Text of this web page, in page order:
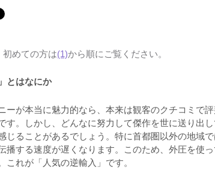
めての方は(1)から順にご覧ください。
とはなにか
ーが本当に魅力的なら、本来は観客のクチコミで
す。しかし、どんなに努力して傑作を世に送り出
じることがあるでしょう。特に首都圏以外の地域
播する速度が遅くなります。このため、外圧を使
これが「人気の逆輸入」です。